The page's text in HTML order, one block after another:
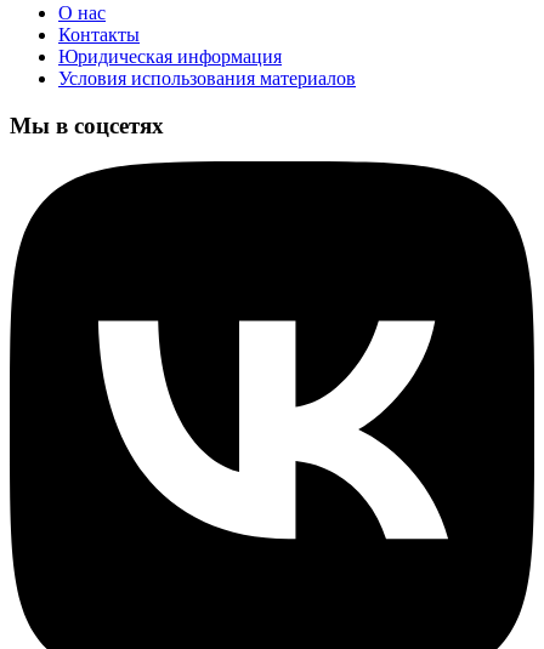
О нас
Контакты
Юридическая информация
Условия использования материалов
Мы в соцсетях